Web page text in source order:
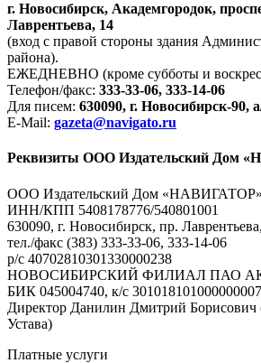
г. Новосибирск, Академгородок,
Лаврентьева, 14
(вход с правой стороны здания
района).
ЕЖЕДНЕВНО (кроме субботы и
Телефон/факс: 333-33-06, 333-14-06
Для писем: 630090, г. Новосибирск-90,
E-Mail: gazeta@navigato.ru
Реквизиты ООО Издательский Дом
ООО Издательский Дом «НАВИГАТОР»
ИНН/КПП 5408178776/540801001
630090, г. Новосибирск, пр.
тел./факс (383) 333-33-06, 333-14-06
р/с 40702810301330000238
НОВОСИБИРСКИЙ ФИЛИАЛ ПАО
БИК 045004740, к/с
Директор Данилин Дмитрий Борисович
Устава)
Платные услуги